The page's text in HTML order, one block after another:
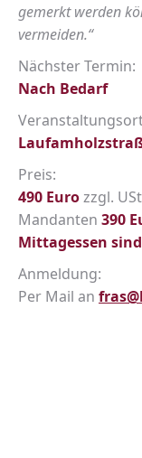
gemerkt werden
vermeiden.“
Nächster Termin:
Nach Bedarf
Preis:
490 Eurozzgl.
Mandanten 390
Mittagessen
Anmeldung:
Per Mail an